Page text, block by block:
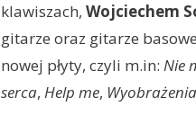
klawiszach, Wojciechem
gitarze oraz gitarze
nowej płyty, czyli m.in: Nie
serca, Help me, Wyobrażenia